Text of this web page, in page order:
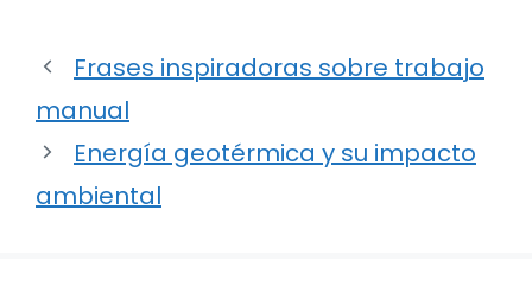
Frases inspiradoras sobre trabajo
manual
Energía geotérmica y su impacto
ambiental